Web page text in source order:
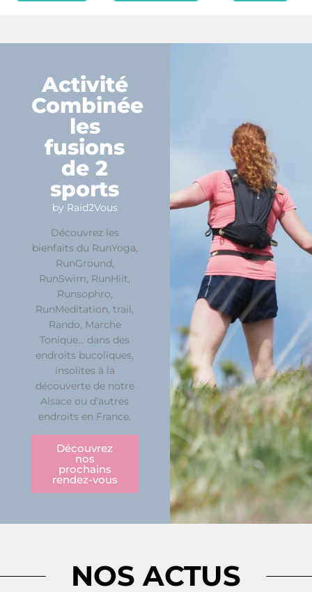
Activité
Combinée
les
fusions
de 2
sports
by Raid2Vous
Découvrez les
bienfaits du RunYoga,
RunGround,
RunSwim, RunHiit,
Runsophro,
RunMeditation, trail,
Rando, Marche
Tonique… dans des
endroits bucoliques,
insolites à la
découverte de notre
Alsace ou d’autres
endroits en France.
Découvrez
nos
prochains
rendez-vous
NOS ACTUS